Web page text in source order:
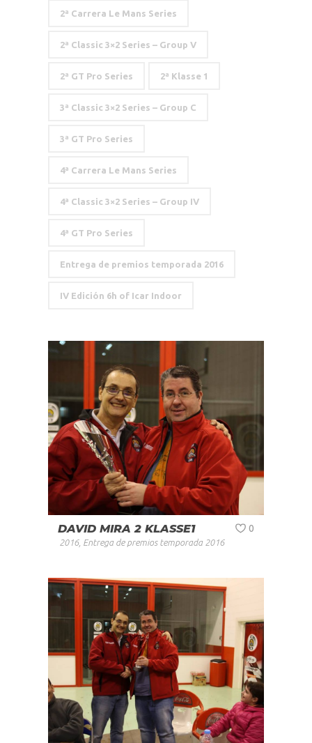
2ª Carrera Le Mans Series
2ª Classic 3×2 Series – Group V
2ª GT Pro Series 2ª Klasse 1
3ª Classic 3×2 Series – Group C
3ª GT Pro Series
4ª Carrera Le Mans Series
4ª Classic 3×2 Series – Group IV
4ª GT Pro Series
Entrega de premios temporada 2016
IV Edición 6h of Icar Indoor
DAVID MIRA 2 KLASSE1
2016, Entrega de premios temporada 2016
0